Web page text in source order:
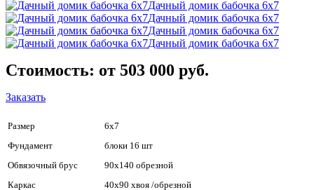
Дачный домик бабочка 6х7
Дачный домик бабочка 6х7
Дачный домик бабочка 6х7
Дачный домик бабочка 6х7
Стоимость: от 503 000 руб.
Заказать
Размер
6х7
Фундамент
блоки 16 шт
Обвязочный брус
90х140 обрезной
Каркас
40х90 хвоя /обрезной